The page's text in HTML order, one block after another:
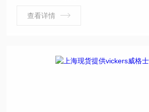
查看详情